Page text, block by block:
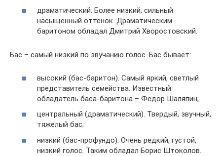
драматический. Более низкий, сильный
насыщенный оттенок. Драматическим
баритоном обладал Дмитрий Хворостовский.
Бас – самый низкий по звучанию голос. Бас бывает:
высокий (бас-баритон). Самый яркий, светлый
представитель семейства. Известный
обладатель баса-баритона – Федор Шаляпин;
центральный (драматический). Твердый, звучный,
тяжелый бас;
низкий (бас-профундо). Очень редкий, густой,
низкий голос. Таким обладал Борис Штоколов.